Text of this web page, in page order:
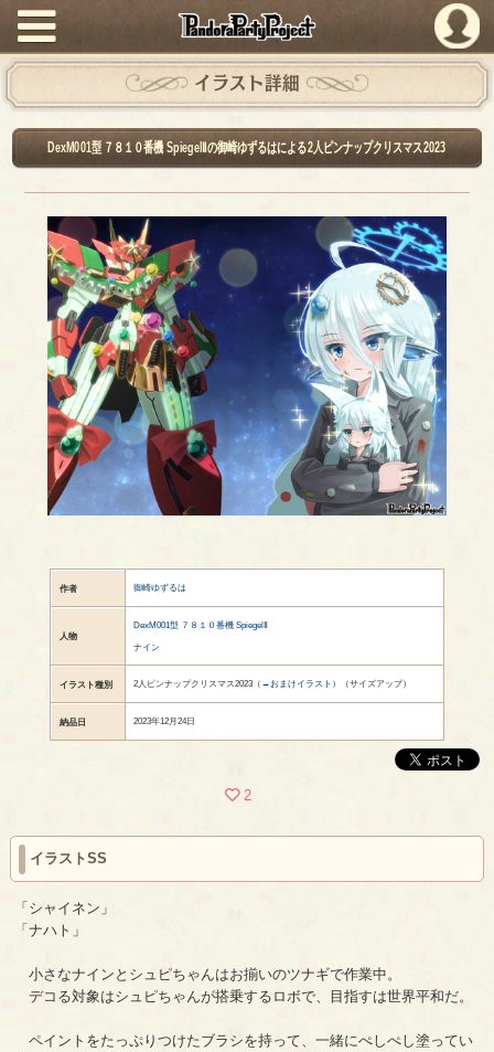
PandoraPartyProject
イラスト詳細
DexM001型 ７８１０番機 SpiegelⅡの御崎ゆずるはによる2人ピンナップクリスマス2023
作者 御崎ゆずるは
人物
DexM001型 ７８１０番機 SpiegelⅡ
ナイン
イラスト種別 2人ピンナップクリスマス2023（ →おまけイラスト ）（サイズアップ）
納品日 2023年12月24日
2
イラストSS
「シャイネン」
「ナハト」
小さなナインとシュピちゃんはお揃いのツナギで作業中。
デコる対象はシュピちゃんが搭乗するロボで、目指すは世界平和だ。
ペイントをたっぷりつけたブラシを持って、一緒にぺしぺし塗ってい